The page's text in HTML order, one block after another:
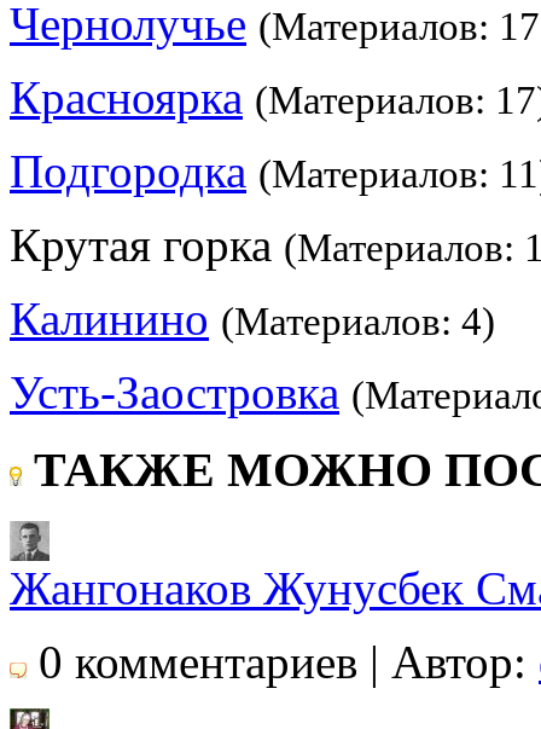
Чернолучье (Материалов:
Красноярка (Материалов:
Подгородка (Материалов:
Крутая горка (Материалов:
Калинино (Материалов: 4)
Усть-Заостровка
ТАКЖЕ МОЖНО
Жангонаков Жунусбек
0 комментариев | Автор: